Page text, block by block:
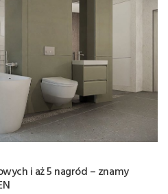
i aż 5 nagród – znamy